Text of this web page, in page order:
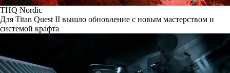
THQ Nordic
Для Titan Quest II вышло обновление с новым мастерством и
системой крафта